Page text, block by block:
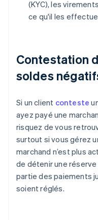
(KYC), les
ce qu'il les
Contestation
soldes
Si un client conteste
ayez payé une
risquez de vous
surtout si vous gérez
marchand n’est plus
de détenir une
partie des paiements
soient réglés.